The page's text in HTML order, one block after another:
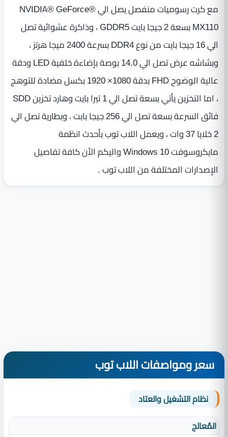
مع كرت رسوميات منفصل يصل الي NVIDIA® GeForce®
MX110 بسعة 2 جيجا بايت GDDR5 ، وذاكرة عشوائية تصل
الي 16 جيجا بايت من نوع DDR4 بسرعة 2400 ميجا هرتز ،
وبشاشه عرض تصل الي 14.0 بوصة بإضاءة خلفية LED ودقة
عالية الوضوح FHD بدقة 1080× 1920 بكسل مضادة للتوهج
، اما التخزين يأتي بسعة تصل الي 1 تيرا بايت وهارد تخزين SDD
فائق السرعة بسعة تصل الي 256 جيجا بابت ، وبطارية تصل الي
2 خلايا 37 وات ، ويعمل اللاب توب بأحدث انظمة
مايكروسوفت Windows 10 واليكم الأن كافة تفاصيل
الإصدارات المختلفة من اللاب توب .
سعر ومواصفات اللاب توب
نظام التشغيل والعتاد
المٌعالج